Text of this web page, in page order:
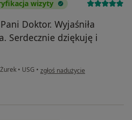
wizyty
Doktor. Wyjaśniła
Serdecznie dziękuję i
• USG • w opinii użytkownika Franciszek
zgłoś nadużycie